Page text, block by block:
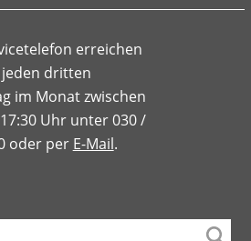
erreichen
dritten
im Monat zwischen
Uhr unter 030 /
oder per E-Mail.